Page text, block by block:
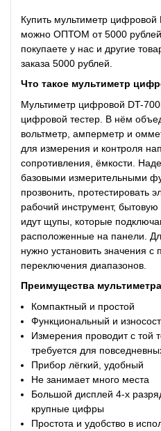
Купить мультиметр
можно ОПТОМ от 5000
покупаете у нас и другие
заказа 5000 рублей.
Что такое мультиметр
Мультиметр цифровой DT-
цифровой тестер. В нём
вольтметр, амперметр и
для измерения и контроля
сопротивления, ёмкости.
базовыми измерительными
прозвонить, протестировать
рабочий инструмент,
идут щупы, которые
расположенные на панели.
нужно установить значения
переключения диапазонов.
Преимущества
Компактный и простой
Функциональный и
Измерения проводит с той
требуется для
Прибор лёгкий, удобный
Не занимает много места
Большой дисплей 4-х
крупные цифры
Простота и удобство в